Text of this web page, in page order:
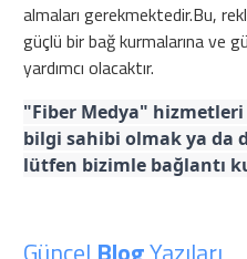
almaları gerekmektedir.Bu,
güçlü bir bağ kurmalarına ve
yardımcı olacaktır.
"Fiber Medya"
bilgi sahibi olmak ya da
lütfen bizimle bağlantı